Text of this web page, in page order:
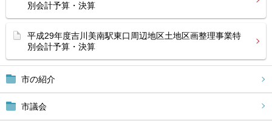
市の紹介
市議会
別会計予算・決算
平成29年度吉川美南駅東口周辺地区土地区画整理事業特
別会計予算・決算